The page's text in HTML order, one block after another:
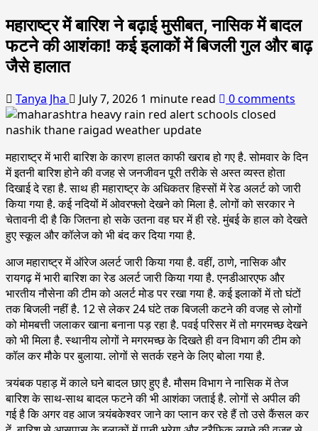
महाराष्ट्र में बारिश ने बढ़ाई मुसीबत, नासिक में बादल
फटने की आशंका! कई इलाकों में बिजली गुल और बाढ़
जैसे हालात
Tanya Jha July 7, 2026 1 minute read 0 comments
महाराष्ट्र में भारी बारिश के कारण हालत काफी खराब हो गए है. सोमवार के दिन
में इतनी बारिश होने की वजह से जनजीवन पूरी तरीके से अस्त व्यस्त होता
दिखाई दे रहा है. साथ ही महाराष्ट्र के अधिकतर हिस्सों में रेड अलर्ट को जारी
किया गया है. कई नदियों में ओवरफ्लो देखने को मिला है. लोगों को सरकार ने
चेतावनी दी है कि जितना हो सके उतना वह घर में ही रहे. मुंबई के हाल को देखते
हुए स्कूल और कॉलेज को भी बंद कर दिया गया है.
आज महाराष्ट्र में ऑरेज अलर्ट जारी किया गया है. वहीं, ठाणे, नासिक और
रायगढ़ में भारी बारिश का रेड अलर्ट जारी किया गया है. एनडीआरएफ और
भारतीय नौसेना की टीम को अलर्ट मोड पर रखा गया है. कई इलाकों में तो घंटों
तक बिजली नहीं है. 12 से लेकर 24 घंटे तक बिजली कटने की वजह से लोगों
को मोमबत्ती जलाकर खाना बनाना पड़ रहा है. पवई परिसर में तो मगरमच्छ देखने
को भी मिला है. स्थानीय लोगों ने मगरमच्छ के दिखते ही वन विभाग की टीम को
कॉल कर मौके पर बुलाया. लोगों से सतर्क रहने के लिए बोला गया है.
त्र्यंबक पहाड़ में काले घने बादल छाए हुए है. मौसम विभाग ने नासिक में तेज
बारिश के साथ-साथ बादल फटने की भी आशंका जताई है. लोगों से अपील की
गई है कि अगर वह आज त्र्यंबकेश्वर जाने का प्लान कर रहे हैं तो उसे कैंसल कर